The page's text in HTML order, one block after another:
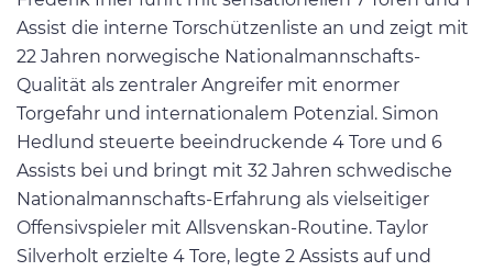
Assist die interne Torschützenliste an und zeigt mit
22 Jahren norwegische Nationalmannschafts-
Qualität als zentraler Angreifer mit enormer
Torgefahr und internationalem Potenzial. Simon
Hedlund steuerte beeindruckende 4 Tore und 6
Assists bei und bringt mit 32 Jahren schwedische
Nationalmannschafts-Erfahrung als vielseitiger
Offensivspieler mit Allsvenskan-Routine. Taylor
Silverholt erzielte 4 Tore, legte 2 Assists auf und